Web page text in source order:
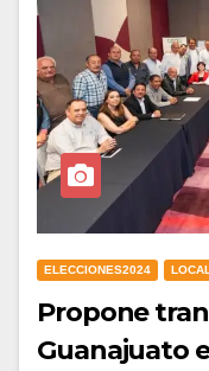
ELECCIONES2024
Propone
Guanajuato